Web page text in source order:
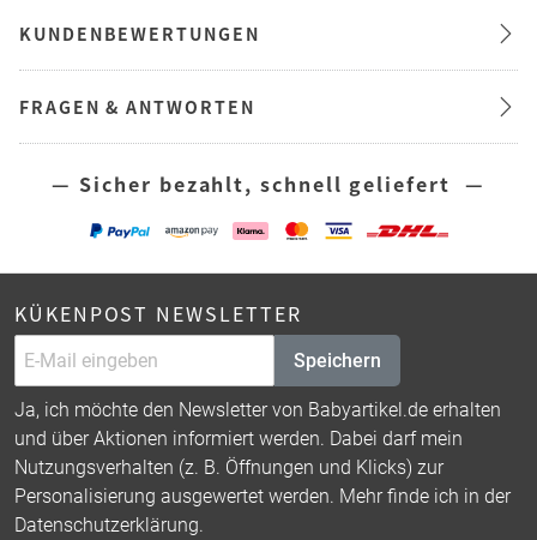
KUNDENBEWERTUNGEN
FRAGEN & ANTWORTEN
— Sicher bezahlt, schnell geliefert —
KÜKENPOST NEWSLETTER
Speichern
Ja, ich möchte den Newsletter von Babyartikel.de erhalten
und über Aktionen informiert werden. Dabei darf mein
Nutzungsverhalten (z. B. Öffnungen und Klicks) zur
Personalisierung ausgewertet werden. Mehr finde ich in der
Datenschutzerklärung.